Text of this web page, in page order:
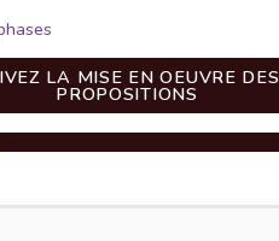
LA MISE EN OEUVRE DES
PROPOSITIONS